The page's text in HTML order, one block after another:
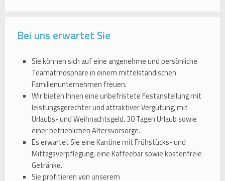
Bei uns erwartet Sie
Sie können sich auf eine angenehme und persönliche
Teamatmosphäre in einem mittelständischen
Familienunternehmen freuen.
Wir bieten Ihnen eine unbefristete Festanstellung mit
leistungsgerechter und attraktiver Vergütung, mit
Urlaubs- und Weihnachtsgeld, 30 Tagen Urlaub sowie
einer betrieblichen Altersvorsorge.
Es erwartet Sie eine Kantine mit Frühstücks- und
Mittagsverpflegung, eine Kaffeebar sowie kostenfreie
Getränke.
Sie profitieren von unserem